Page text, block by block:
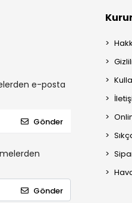
e-posta
Gönder
Gönder